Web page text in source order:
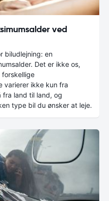
ved
biludlejning: en
Det er ikke os,
varierer ikke kun fra
fra land til land, og
type bil du ønsker at leje.